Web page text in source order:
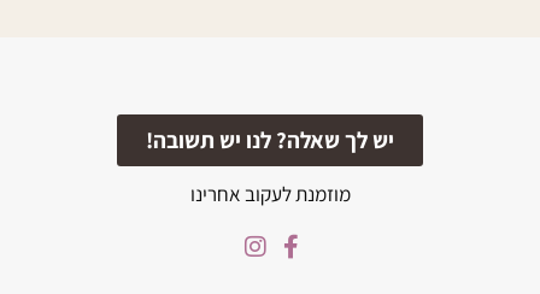
יש לך שאלה? לנו יש תשובה!
מוזמנת לעקוב אחרינו